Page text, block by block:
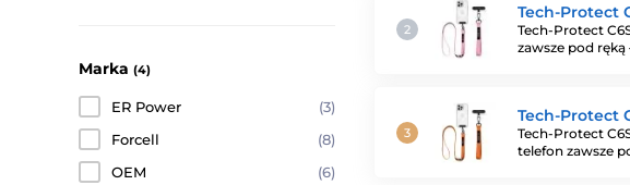
Tech-Protect
Tech-Protect
zawsze pod ręką
Tech-Protect
Tech-Protect
telefon zawsze
Marka (4)
ER Power
(3)
Forcell
(8)
OEM
(6)